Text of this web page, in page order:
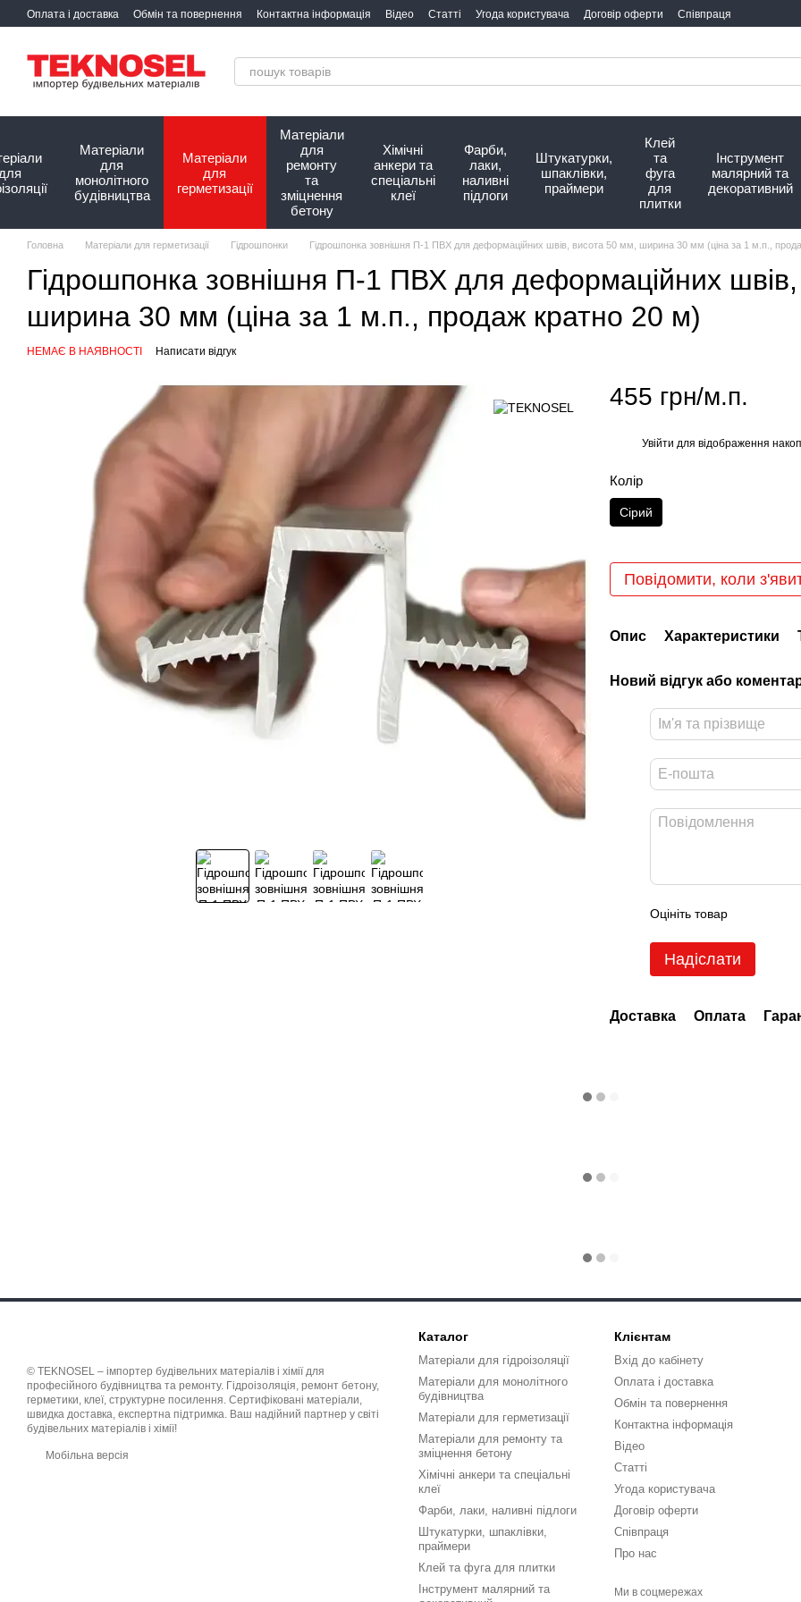
Перейти до основного контенту
Оплата і доставка Обмін та повернення Контактна інформація Відео Статті Угода користувача Договір оферти
Співпраця
Матеріали
для
монолітного
будівництва
Матеріали
для
герметизації
Матеріали
для
ремонту
та
зміцнення
бетону
Хімічні
анкери та
спеціальні
клеї
Фарби,
лаки,
наливні
підлоги
Штукатурки,
шпаклівки,
праймери
Клей
та
фуга
для
плитки
Інструмент
малярний та
декоративний
Головна Матеріали для герметизації Гідрошпонки Гідрошпонка зовнішня П-1 ПВХ для деформаційних швів, висота 50 мм, ширина 30 мм (ціна за 1 м.п.,
Гідрошпонка зовнішня П-1 ПВХ для деформаційних
ширина 30 мм (ціна за 1 м.п., продаж кратно 20 м)
НЕМАЄ В НАЯВНОСТІ Написати відгук
455 грн/м.п.
Увійти для відображення
Колір
Сірий
Повідомити, коли
Опис Характеристики
Новий відгук або
Оцініть товар
Надіслати
Доставка Оплата
© TEKNOSEL – імпортер будівельних матеріалів і хімії для
професійного будівництва та ремонту. Гідроізоляція, ремонт бетону,
герметики, клеї, структурне посилення. Сертифіковані матеріали,
швидка доставка, експертна підтримка. Ваш надійний партнер у світі
будівельних матеріалів і хімії!
Мобільна версія
Каталог
Матеріали для гідроізоляції
Матеріали для монолітного
будівництва
Матеріали для герметизації
Матеріали для ремонту та
зміцнення бетону
Хімічні анкери та спеціальні
клеї
Фарби, лаки, наливні підлоги
Штукатурки, шпаклівки,
праймери
Клей та фуга для плитки
Інструмент малярний та
Клієнтам
Вхід до кабінету
Оплата і доставка
Обмін та повернення
Контактна інформація
Відео
Статті
Угода користувача
Договір оферти
Співпраця
Про нас
Ми в соцмережах